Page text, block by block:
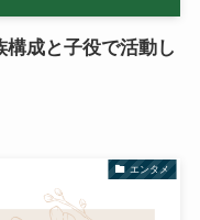
成と子役で活動し
エンタメ